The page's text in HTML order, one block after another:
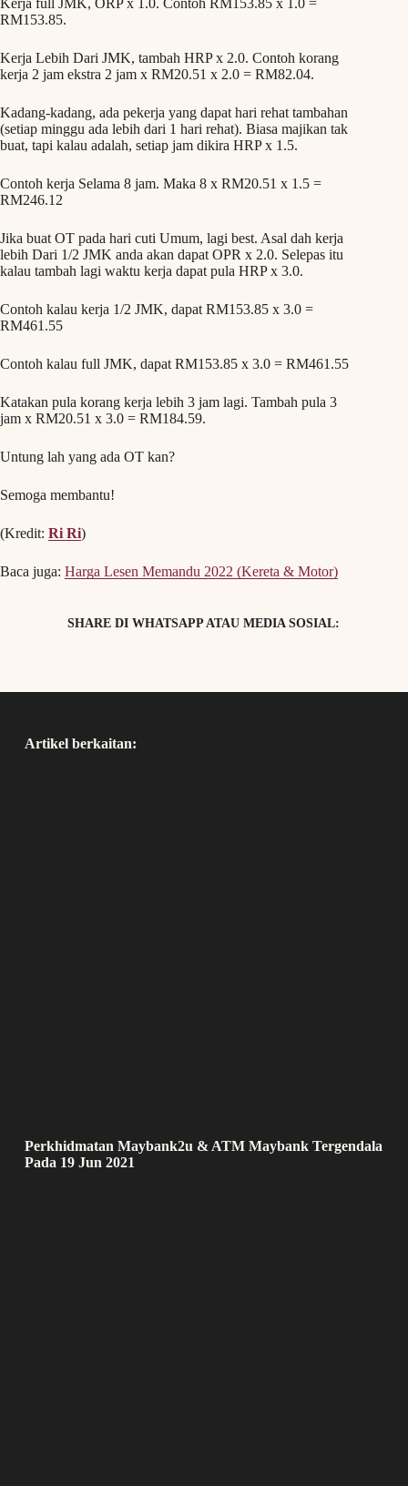
Kerja full JMK, ORP x 1.0. Contoh RM153.85 x 1.0 =
RM153.85.
Kerja Lebih Dari JMK, tambah HRP x 2.0. Contoh korang
kerja 2 jam ekstra 2 jam x RM20.51 x 2.0 = RM82.04.
Kadang-kadang, ada pekerja yang dapat hari rehat tambahan
(setiap minggu ada lebih dari 1 hari rehat). Biasa majikan tak
buat, tapi kalau adalah, setiap jam dikira HRP x 1.5.
Contoh kerja Selama 8 jam. Maka 8 x RM20.51 x 1.5 =
RM246.12
Jika buat OT pada hari cuti Umum, lagi best. Asal dah kerja
lebih Dari 1/2 JMK anda akan dapat OPR x 2.0. Selepas itu
kalau tambah lagi waktu kerja dapat pula HRP x 3.0.
Contoh kalau kerja 1/2 JMK, dapat RM153.85 x 3.0 =
RM461.55
Contoh kalau full JMK, dapat RM153.85 x 3.0 = RM461.55
Katakan pula korang kerja lebih 3 jam lagi. Tambah pula 3
jam x RM20.51 x 3.0 = RM184.59.
Untung lah yang ada OT kan?
Semoga membantu!
(Kredit: Ri Ri)
Baca juga: Harga Lesen Memandu 2022 (Kereta & Motor)
SHARE DI WHATSAPP ATAU MEDIA SOSIAL:
Artikel berkaitan:
Perkhidmatan Maybank2u & ATM Maybank Tergendala
Pada 19 Jun 2021